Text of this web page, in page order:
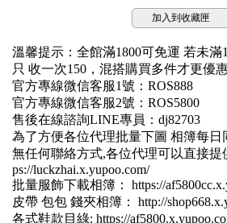
加入到收藏匣
溫馨提示：全館滿1800可免運 若未滿
只 收一次150，混搭購買多件才更優
官方專線微信客服1號：ROS888
官方專線微信客服2號：ROS5800
售後在線諮詢LINE專員：dj82703
為了方便各位代理批量下圖 相簿每日
無任何聯絡方式,各位代理可以直接提
ps://luckzhai.x.yupoo.com/
批量服飾下載相簿： https://
皮帶 包包 錢夾相簿： http://
各式鞋款目綠: https://